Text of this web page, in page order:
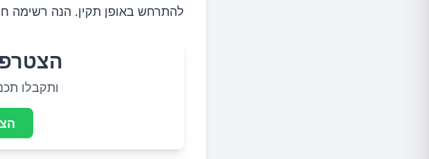
להתרחש באופן תקין. הנה רשימה
ותקבלו